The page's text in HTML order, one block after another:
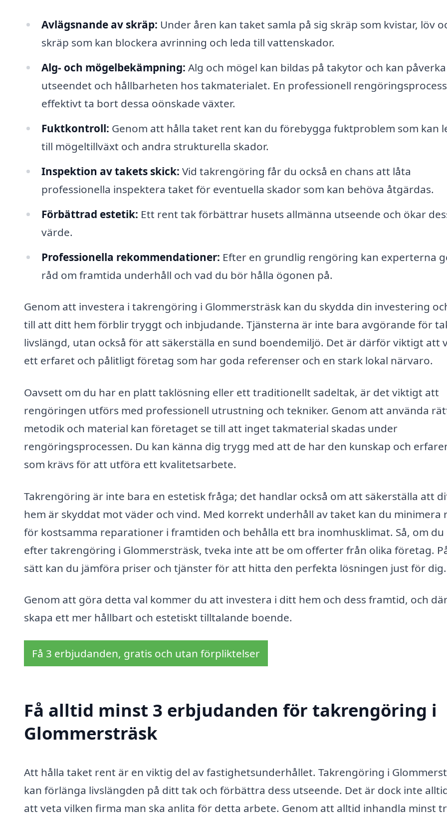
Avlägsnande av skräp: Under åren kan taket samla på sig skräp som kvistar, löv
skräp som kan blockera avrinning och leda till vattenskador.
Alg- och mögelbekämpning: Alg och mögel kan bildas på takytor och kan
utseendet och hållbarheten hos takmaterialet. En professionell
effektivt ta bort dessa oönskade växter.
Fuktkontroll: Genom att hålla taket rent kan du förebygga fuktproblem som kan
till mögeltillväxt och andra strukturella skador.
Inspektion av takets skick: Vid takrengöring får du också en chans att låta
professionella inspektera taket för eventuella skador som kan behöva åtgärdas.
Förbättrad estetik: Ett rent tak förbättrar husets allmänna utseende och ökar
värde.
Professionella rekommendationer: Efter en grundlig rengöring kan experterna
råd om framtida underhåll och vad du bör hålla ögonen på.
Genom att investera i takrengöring i Glommersträsk kan du skydda din investering
till att ditt hem förblir tryggt och inbjudande. Tjänsterna är inte bara avgörande för
livslängd, utan också för att säkerställa en sund boendemiljö. Det är därför viktigt att
ett erfaret och pålitligt företag som har goda referenser och en stark lokal närvaro.
Oavsett om du har en platt taklösning eller ett traditionellt sadeltak, är det viktigt att
rengöringen utförs med professionell utrustning och tekniker. Genom att använda
metodik och material kan företaget se till att inget takmaterial skadas under
rengöringsprocessen. Du kan känna dig trygg med att de har den kunskap och
som krävs för att utföra ett kvalitetsarbete.
Takrengöring är inte bara en estetisk fråga; det handlar också om att säkerställa att
hem är skyddat mot väder och vind. Med korrekt underhåll av taket kan du minimera
för kostsamma reparationer i framtiden och behålla ett bra inomhusklimat. Så, om
efter takrengöring i Glommersträsk, tveka inte att be om offerter från olika företag.
sätt kan du jämföra priser och tjänster för att hitta den perfekta lösningen just för dig.
Genom att göra detta val kommer du att investera i ditt hem och dess framtid, och
skapa ett mer hållbart och estetiskt tilltalande boende.
Få 3 erbjudanden, gratis och utan förpliktelser
Få alltid minst 3 erbjudanden för takrengöring i
Glommersträsk
Att hålla taket rent är en viktig del av fastighetsunderhållet. Takrengöring i
kan förlänga livslängden på ditt tak och förbättra dess utseende. Det är dock inte
att veta vilken firma man ska anlita för detta arbete. Genom att alltid inhandla minst